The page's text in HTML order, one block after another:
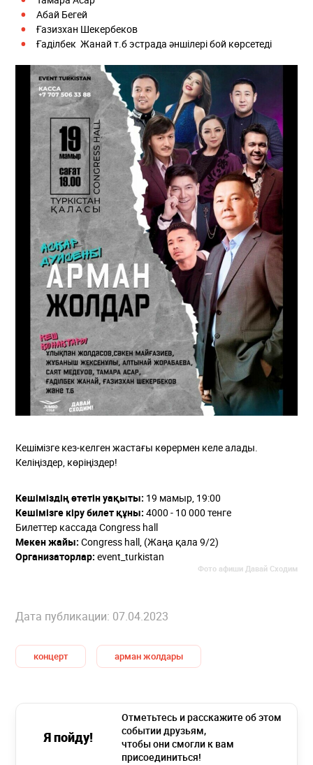
Абай Бегей
Ғазизхан Шекербеков
Ғаділбек Жанай т.б эстрада әншілері бой көрсетеді
Кешімізге кез-келген жастағы көрермен келе алады.
Келіңіздер, көріңіздер!
Кешіміздің өтетін уақыты: 19 мамыр, 19:00
Кешімізге кіру билет құны: 4000 - 10 000 тенге
Билеттер кассада Congress hall
Мекен жайы: Congress hall, (Жаңа қала 9/2)
Организаторлар: event_turkistan
Фото афиши Давай Сходим
Дата публикации: 07.04.2023
концерт арман жолдары
Я пойду!
Отметьтесь и расскажите об этом
событии друзьям,
чтобы они смогли к вам
присоединиться!